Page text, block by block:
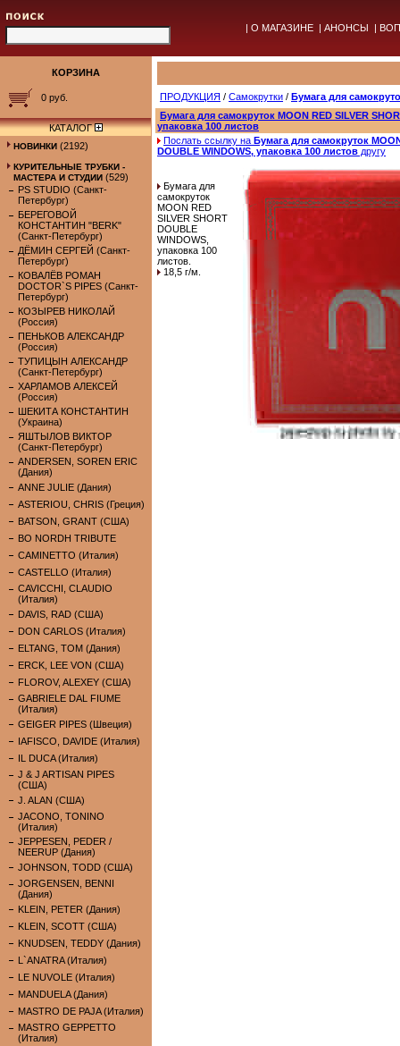
| О МАГАЗИНЕ | АНОНСЫ |
КОРЗИНА
0 руб.
КАТАЛОГ
НОВИНКИ (2192)
КУРИТЕЛЬНЫЕ ТРУБКИ -
МАСТЕРА И СТУДИИ (529)
PS STUDIO (Санкт-
Петербург)
БЕРЕГОВОЙ
КОНСТАНТИН "BERK"
(Санкт-Петербург)
ДЁМИН СЕРГЕЙ (Санкт-
Петербург)
КОВАЛЁВ РОМАН
DOCTOR`S PIPES (Санкт-
Петербург)
КОЗЫРЕВ НИКОЛАЙ
(Россия)
ПЕНЬКОВ АЛЕКСАНДР
(Россия)
ТУПИЦЫН АЛЕКСАНДР
(Санкт-Петербург)
ХАРЛАМОВ АЛЕКСЕЙ
(Россия)
ШЕКИТА КОНСТАНТИН
(Украина)
ЯШТЫЛОВ ВИКТОР
(Санкт-Петербург)
ANDERSEN, SOREN ERIC
(Дания)
ANNE JULIE (Дания)
ASTERIOU, CHRIS (Греция)
BATSON, GRANT (США)
BO NORDH TRIBUTE
CAMINETTO (Италия)
CASTELLO (Италия)
CAVICCHI, CLAUDIO
(Италия)
DAVIS, RAD (США)
DON CARLOS (Италия)
ELTANG, TOM (Дания)
ERCK, LEE VON (США)
FLOROV, ALEXEY (США)
GABRIELE DAL FIUME
(Италия)
GEIGER PIPES (Швеция)
IAFISCO, DAVIDE (Италия)
IL DUCA (Италия)
J & J ARTISAN PIPES
(США)
J. ALAN (США)
JACONO, TONINO
(Италия)
JEPPESEN, PEDER /
NEERUP (Дания)
JOHNSON, TODD (США)
JORGENSEN, BENNI
(Дания)
KLEIN, PETER (Дания)
KLEIN, SCOTT (США)
KNUDSEN, TEDDY (Дания)
L`ANATRA (Италия)
LE NUVOLE (Италия)
MANDUELA (Дания)
MASTRO DE PAJA (Италия)
MASTRO GEPPETTO
(Италия)
ПРОДУКЦИЯ / Самокрутки / Бумага для
Бумага для самокруток MOON RED SILVER
упаковка 100 листов
Послать ссылку на Бумага для самокруток
DOUBLE WINDOWS, упаковка 100 листов другу
Бумага для
самокруток
MOON RED
SILVER SHORT
DOUBLE
WINDOWS,
упаковка 100
листов.
18,5 г/м.